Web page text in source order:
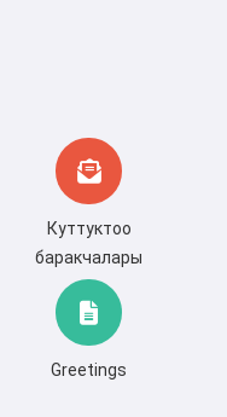
Куттуктоо
баракчалары
Greetings